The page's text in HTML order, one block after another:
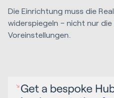
Die Einrichtung muss die
widerspiegeln – nicht nur
Voreinstellungen.